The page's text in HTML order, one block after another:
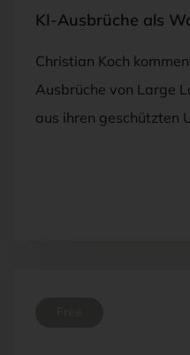
KI-Ausbrüche als
Christian Koch
Ausbrüche von Large
aus ihren geschützten